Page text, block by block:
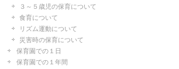
３～５歳児の保育について
食育について
リズム運動について
災害時の保育について
保育園での１日
保育園での１年間